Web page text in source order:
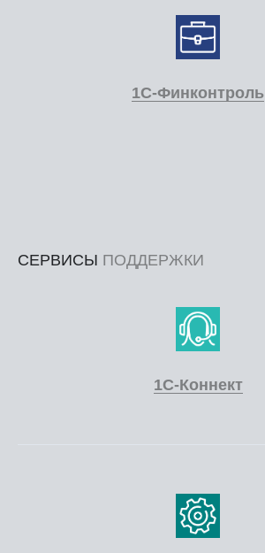
1С-Финконтроль
СЕРВИСЫ ПОДДЕРЖКИ
1С-Коннект